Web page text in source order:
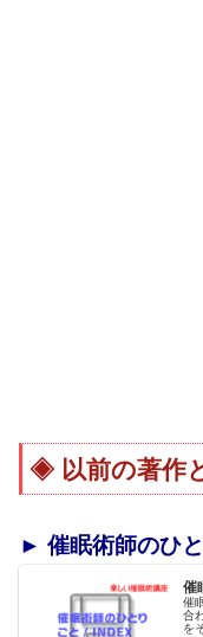
以前の著作
► 催眠術師のひ
催
催
合
を